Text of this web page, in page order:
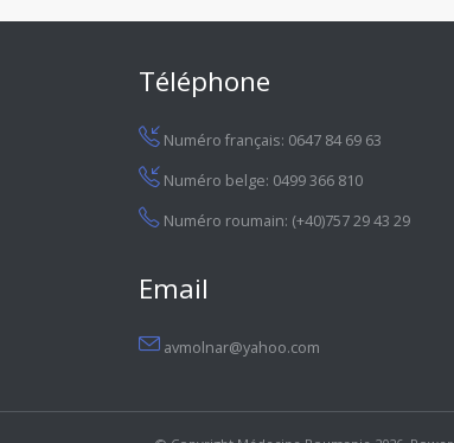
Téléphone
Numéro français: 0647 84 69 63
Numéro belge: 0499 366 810
Numéro roumain: (+40)757 29 43 29
Email
avmolnar@yahoo.com